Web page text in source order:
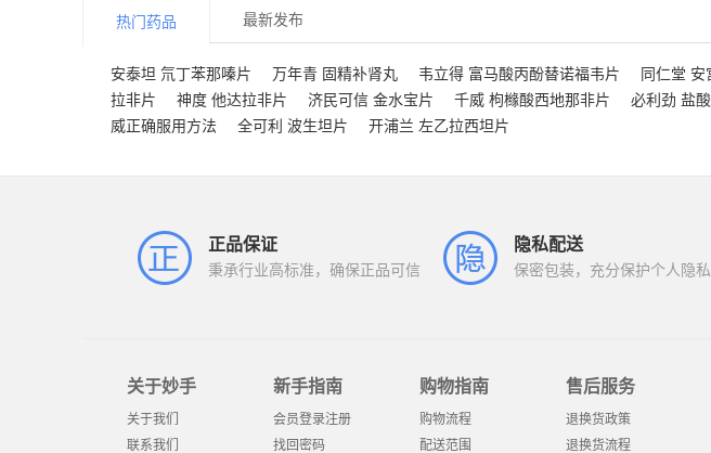
热门药品 最新发布
安泰坦 氘丁苯那嗪片 万年青 固精补肾丸 韦立得 富马酸丙酚替诺福韦片 同仁堂 安
拉非片
神度 他达拉非片 济民可信 金水宝片 千威 枸橼酸西地那非片 必利劲 盐
威正确服用方法
全可利 波生坦片 开浦兰 左乙拉西坦片
正品保证
秉承行业高标准，确保正品可信
隐私配送
保密包装，充分保护个人隐私
关于妙手
关于我们
联系我们
新手指南
会员登录注册
找回密码
购物指南
购物流程
配送范围
售后服务
退换货政策
退换货流程